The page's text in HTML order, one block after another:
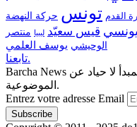
القدم تونس حركة النهضة
قيس سعيّد ليبيا
منتصر
الوحيشي يوسف العلمي
تابعنا.
Barcha News مجلة إخبارية جامعة، تعمل بمبدأ لا حياد عن
الموضوعية.
Entrez votre adresse Email